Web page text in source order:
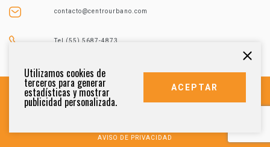
contacto@centrourbano.com
Tel (55) 5687-4873
AVISO DE PRIVACIDAD
Utilizamos cookies de
terceros para generar
estadísticas y mostrar
publicidad personalizada.
ACEPTAR